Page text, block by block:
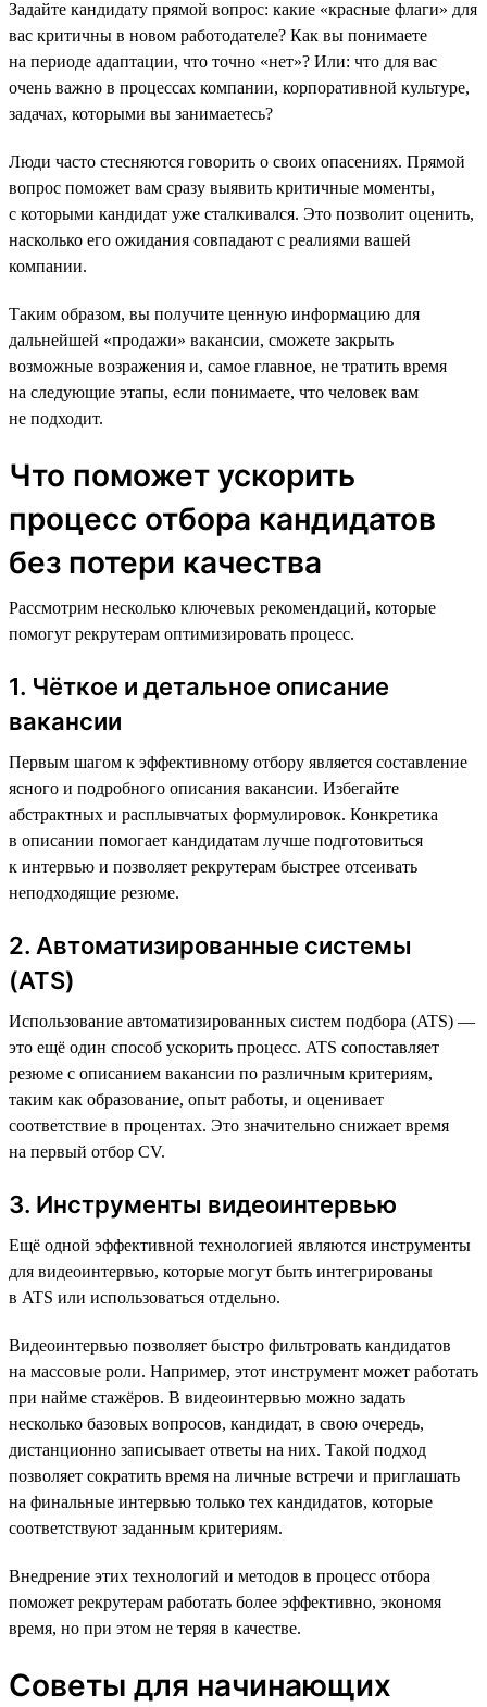
Задайте кандидату прямой вопрос: какие «красные флаги» для
вас критичны в новом работодателе? Как вы понимаете
на периоде адаптации, что точно «нет»? Или: что для вас
очень важно в процессах компании, корпоративной культуре,
задачах, которыми вы занимаетесь?
Люди часто стесняются говорить о своих опасениях. Прямой
вопрос поможет вам сразу выявить критичные моменты,
с которыми кандидат уже сталкивался. Это позволит оценить,
насколько его ожидания совпадают с реалиями вашей
компании.
Таким образом, вы получите ценную информацию для
дальнейшей «продажи» вакансии, сможете закрыть
возможные возражения и, самое главное, не тратить время
на следующие этапы, если понимаете, что человек вам
не подходит.
Что поможет ускорить
процесс отбора кандидатов
без потери качества
Рассмотрим несколько ключевых рекомендаций, которые
помогут рекрутерам оптимизировать процесс.
1. Чёткое и детальное описание
вакансии
Первым шагом к эффективному отбору является составление
ясного и подробного описания вакансии. Избегайте
абстрактных и расплывчатых формулировок. Конкретика
в описании помогает кандидатам лучше подготовиться
к интервью и позволяет рекрутерам быстрее отсеивать
неподходящие резюме.
2. Автоматизированные системы
(ATS)
Использование автоматизированных систем подбора (ATS) —
это ещё один способ ускорить процесс. ATS сопоставляет
резюме с описанием вакансии по различным критериям,
таким как образование, опыт работы, и оценивает
соответствие в процентах. Это значительно снижает время
на первый отбор CV.
3. Инструменты видеоинтервью
Ещё одной эффективной технологией являются инструменты
для видеоинтервью, которые могут быть интегрированы
в ATS или использоваться отдельно.
Видеоинтервью позволяет быстро фильтровать кандидатов
на массовые роли. Например, этот инструмент может работать
при найме стажёров. В видеоинтервью можно задать
несколько базовых вопросов, кандидат, в свою очередь,
дистанционно записывает ответы на них. Такой подход
позволяет сократить время на личные встречи и приглашать
на финальные интервью только тех кандидатов, которые
соответствуют заданным критериям.
Внедрение этих технологий и методов в процесс отбора
поможет рекрутерам работать более эффективно, экономя
время, но при этом не теряя в качестве.
Советы для начинающих